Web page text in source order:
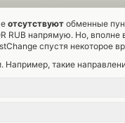
отсутствуют обменные
RUB напрямую. Но, вполне
спустя некоторое
Например, такие